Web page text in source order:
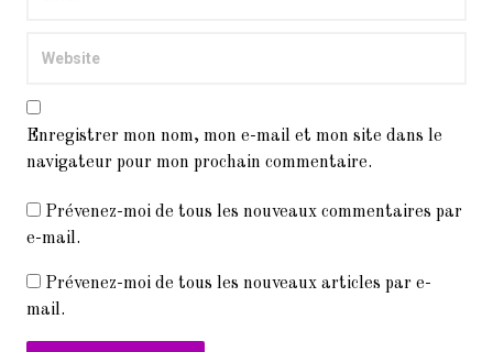
Enregistrer mon nom, mon e-mail et mon site dans le
navigateur pour mon prochain commentaire.
Prévenez-moi de tous les nouveaux commentaires par
e-mail.
Prévenez-moi de tous les nouveaux articles par e-
mail.